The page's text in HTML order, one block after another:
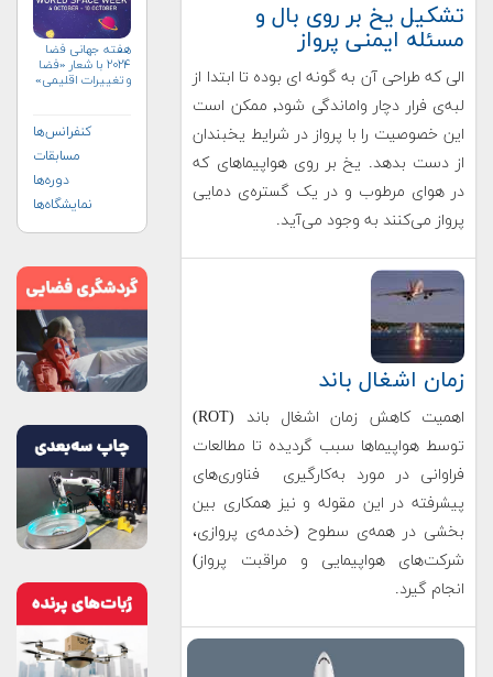
تشکیل یخ بر روی بال و
مسئله ایمنی پرواز
الی که طراحی آن به گونه ای بوده تا ابتدا از
لبه‌ی فرار دچار واماندگی شود٬ ممکن است
این خصوصیت را با پرواز در شرایط یخبندان
از دست بدهد. یخ بر روی هواپیماهای که
در هوای مرطوب و در یک گستره‌ی دمایی
پرواز می‌کنند به وجود می‌آید.
زمان اشغال باند
اهمیت کاهش زمان اشغال باند (ROT)
توسط هواپیماها سبب گردیده تا مطالعات
فراوانی در مورد به‌کارگیری فناوری‌های
پیشرفته در این مقوله و نیز همکاری بین
بخشی در همه‌ی سطوح (خدمه‌ی پروازی،
شرکت‌های هواپیمایی و مراقبت پرواز)
انجام گیرد.
هفته جهانی فضا
۲۰۲۴ با شعار «فضا
و تغییرات اقلیمی»
کنفرانس‌ها
مسابقات
دوره‌ها
نمایشگاه‌ها